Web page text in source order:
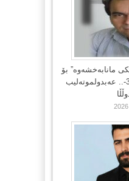
مانابەخشەوە” بۆ
“کاڵایەکی دیجیتاڵی”-3-.. عەبدولموتەلیب